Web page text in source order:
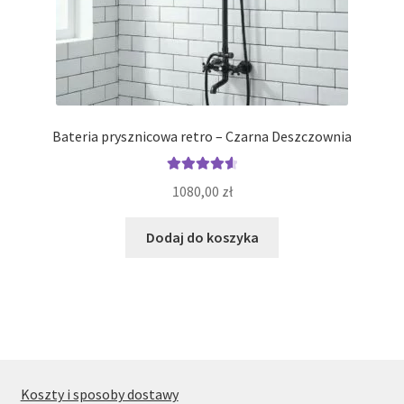
Bateria prysznicowa retro – Czarna Deszczownia
na 5
1080,00 zł
Dodaj do koszyka
Koszty i sposoby dostawy